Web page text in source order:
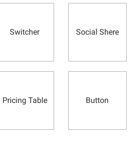
Switcher Social Shere
Pricing Table Button